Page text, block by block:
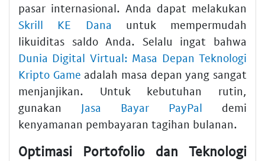
pasar internasional. Anda dapat melakukan
Skrill KE Dana untuk mempermudah
likuiditas saldo Anda. Selalu ingat bahwa
Dunia Digital Virtual: Masa Depan Teknologi
Kripto Game adalah masa depan yang sangat
menjanjikan. Untuk kebutuhan rutin,
gunakan Jasa Bayar PayPal demi
kenyamanan pembayaran tagihan bulanan.
Optimasi Portofolio dan Teknologi